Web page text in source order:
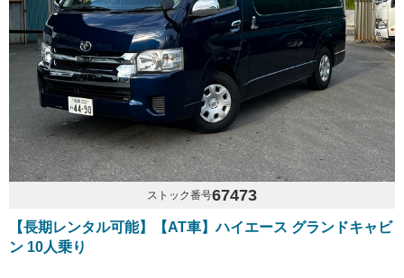
ストック番号67473
【長期レンタル可能】【AT車】ハイエース グランドキャビ
ン 10人乗り